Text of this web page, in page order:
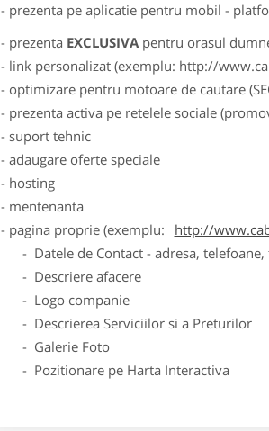
- prezenta pe aplicatie pentru mobil -
- prezenta EXCLUSIVApentru orasul
- link personalizat (exemplu: http://
- optimizare pentru motoare de cautare
- prezenta activa pe retelele sociale
- suport tehnic
- adaugare oferte speciale
- hosting
- mentenanta
- pagina proprie (exemplu:
http://
- Datele de Contact - adresa, telefoane,
- Descriere afacere
- Logo companie
- Descrierea Serviciilor si a Preturilor
- Galerie Foto
- Pozitionare pe Harta Interactiva